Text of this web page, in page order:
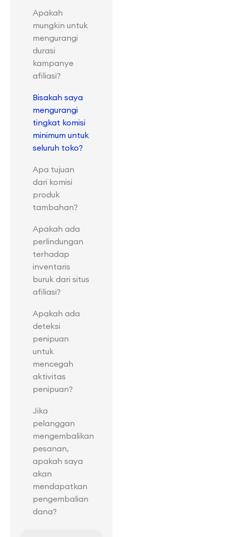
Apakah
mungkin untuk
mengurangi
durasi
kampanye
afiliasi?
Bisakah saya
mengurangi
tingkat komisi
minimum untuk
seluruh toko?
Apa tujuan
dari komisi
produk
tambahan?
Apakah ada
perlindungan
terhadap
inventaris
buruk dari situs
afiliasi?
Apakah ada
deteksi
penipuan
untuk
mencegah
aktivitas
penipuan?
Jika
pelanggan
mengembalikan
pesanan,
apakah saya
akan
mendapatkan
pengembalian
dana?